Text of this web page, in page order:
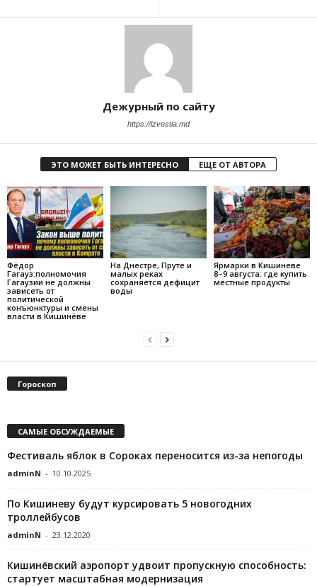
Дежурный по сайту
https://izvestia.md
ЭТО МОЖЕТ БЫТЬ ИНТЕРЕСНО ЕЩЕ ОТ АВТОРА
Фёдор
Гагауз:полномочия
Гагаузии не должны
зависеть от
политической
конъюнктуры и смены
власти в Кишинёве
На Днестре, Пруте и
малых реках
сохраняется дефицит
воды
Ярмарки в Кишиневе
8–9 августа: где купить
местные продукты
Гороскоп
САМЫЕ ОБСУЖДАЕМЫЕ
Фестиваль яблок в Сороках переносится из-за непогоды
adminN - 10.10.2025
По Кишиневу будут курсировать 5 новогодних
троллейбусов
adminN - 23.12.2020
Кишинёвский аэропорт удвоит пропускную способность:
стартует масштабная модернизация